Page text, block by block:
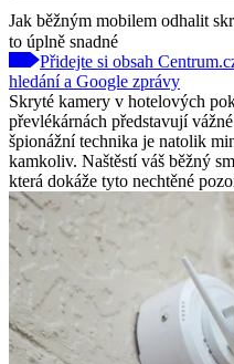
Jak běžným mobilem odhalit
to úplně snadné
Přidejte si obsah
hledání a Google zprávy
Skryté kamery v hotelových
převlékárnách představují
špionážní technika je natolik
kamkoliv. Naštěstí váš běžný
která dokáže tyto nechtěné